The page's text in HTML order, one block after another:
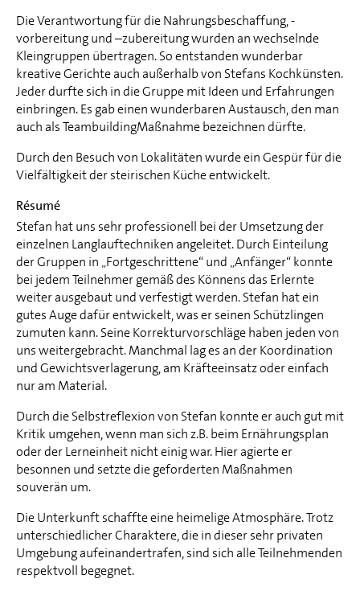
Die Verantwortung für die Nahrungsbeschaffung, -
vorbereitung und –zubereitung wurden an wechselnde
Kleingruppen übertragen. So entstanden wunderbar
kreative Gerichte auch außerhalb von Stefans Kochkünsten.
Jeder durfte sich in die Gruppe mit Ideen und Erfahrungen
einbringen. Es gab einen wunderbaren Austausch, den man
auch als TeambuildingMaßnahme bezeichnen dürfte.
Durch den Besuch von Lokalitäten wurde ein Gespür für die
Vielfältigkeit der steirischen Küche entwickelt.
Résumé
Stefan hat uns sehr professionell bei der Umsetzung der
einzelnen Langlauftechniken angeleitet. Durch Einteilung
der Gruppen in „Fortgeschrittene“ und „Anfänger“ konnte
bei jedem Teilnehmer gemäß des Könnens das Erlernte
weiter ausgebaut und verfestigt werden. Stefan hat ein
gutes Auge dafür entwickelt, was er seinen Schützlingen
zumuten kann. Seine Korrekturvorschläge haben jeden von
uns weitergebracht. Manchmal lag es an der Koordination
und Gewichtsverlagerung, am Kräfteeinsatz oder einfach
nur am Material.
Durch die Selbstreflexion von Stefan konnte er auch gut mit
Kritik umgehen, wenn man sich z.B. beim Ernährungsplan
oder der Lerneinheit nicht einig war. Hier agierte er
besonnen und setzte die geforderten Maßnahmen
souverän um.
Die Unterkunft schaffte eine heimelige Atmosphäre. Trotz
unterschiedlicher Charaktere, die in dieser sehr privaten
Umgebung aufeinandertrafen, sind sich alle Teilnehmenden
respektvoll begegnet.